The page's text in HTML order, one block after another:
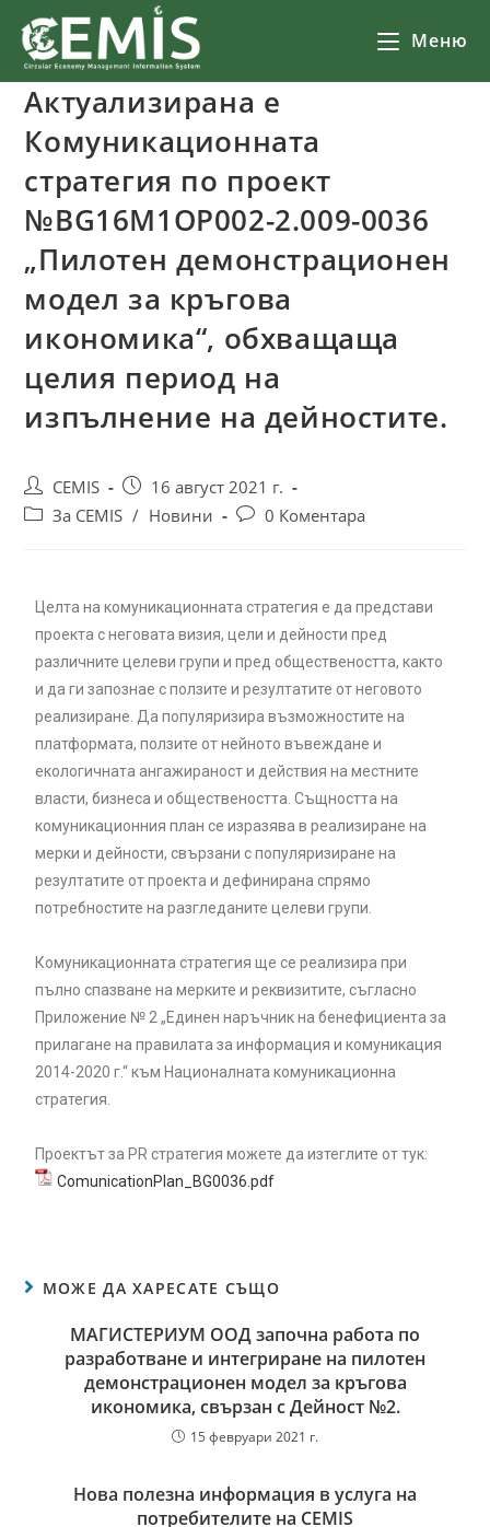
Меню
Актуализирана е
Комуникационната
стратегия по проект
№BG16M1OP002-2.009-0036
„Пилотен демонстрационен
модел за кръгова
икономика“, обхващаща
целия период на
изпълнение на дейностите.
CEMIS
16 август 2021 г.
За CEMIS / Новини 0 Коментара
Целта на комуникационната стратегия е да представи
проекта с неговата визия, цели и дейности пред
различните целеви групи и пред обществеността, както
и да ги запознае с ползите и резултатите от неговото
реализиране. Да популяризира възможностите на
платформата, ползите от нейното въвеждане и
екологичната ангажираност и действия на местните
власти, бизнеса и обществеността. Същността на
комуникационния план се изразява в реализиране на
мерки и дейности, свързани с популяризиране на
резултатите от проекта и дефинирана спрямо
потребностите на разгледаните целеви групи.
Комуникационната стратегия ще се реализира при
пълно спазване на мерките и реквизитите, съгласно
Приложение № 2 „Единен наръчник на бенефициента за
прилагане на правилата за информация и комуникация
2014-2020 г.“ към Националната комуникационна
стратегия.
Проектът за PR стратегия можете да изтеглите от тук:
ComunicationPlan_BG0036.pdf
МОЖЕ ДА ХАРЕСАТЕ СЪЩО
МАГИСТЕРИУМ ООД започна работа по
разработване и интегриране на пилотен
демонстрационен модел за кръгова
икономика, свързан с Дейност №2.
15 февруари 2021 г.
Нова полезна информация в услуга на
потребителите на CEMIS